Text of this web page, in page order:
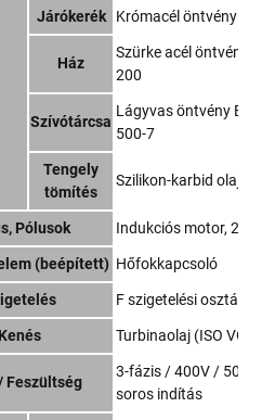
Járókerék Krómacél öntvény
Ház
Szürke acél öntvény
200
Szívótárcsa
Lágyvas öntvény EN-
500-7
Tengely
tömítés
Szilikon-karbid
Pólusok Indukciós motor, 2
(beépített) Hőfokkapcsoló
F szigetelési osztály
Kenés Turbinaolaj (ISO
Feszültség
3-fázis / 400V /
soros indítás